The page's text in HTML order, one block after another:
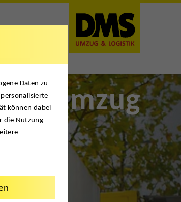
Umzug
Daten zu
können dabei
die Nutzung